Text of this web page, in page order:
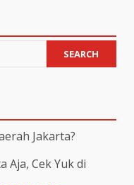
SEARCH
Jakarta?
Aja, Cek Yuk di